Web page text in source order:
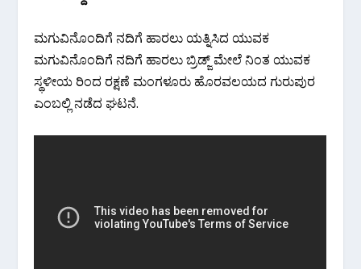
ಮಗುವಿನೊಂದಿಗೆ ನದಿಗೆ ಹಾರಲು ಯತ್ನಿಸಿದ ಯುವಕ
ಮಗುವಿನೊಂದಿಗೆ ನದಿಗೆ ಹಾರಲು ಬ್ರಿಡ್ಜ್‌ ಮೇಲೆ ನಿಂತ ಯುವಕ
ಸ್ಥಳೀಯ ರಿಂದ ರಕ್ಷಣೆ ಮಂಗಳೂರು ಹೊರವಲಯದ ಗುರುಪುರ
ಎಂಬಲ್ಲಿ ನಡೆದ ಘಟನೆ.